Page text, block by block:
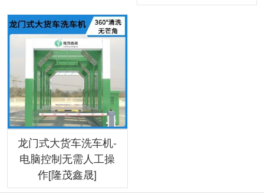
龙门式大货车洗车机-
电脑控制无需人工操
作[隆茂鑫晟]